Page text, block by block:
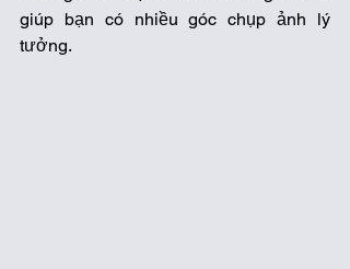
giúp bạn có nhiều góc chụp ảnh lý
tưởng.